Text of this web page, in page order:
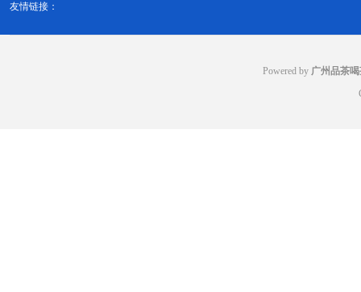
友情链接：
Powered by 广州品茶